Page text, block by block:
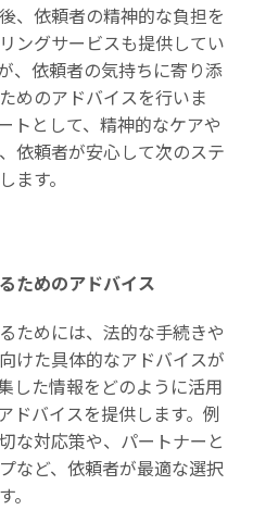
、依頼者の精神的な負担を
ングサービスも提供してい
、依頼者の気持ちに寄り添
めのアドバイスを行いま
トとして、精神的なケアや
依頼者が安心して次のステ
ます。
ためのアドバイス
ためには、法的な手続きや
けた具体的なアドバイスが
した情報をどのように活用
ドバイスを提供します。例
な対応策や、パートナーと
など、依頼者が最適な選択